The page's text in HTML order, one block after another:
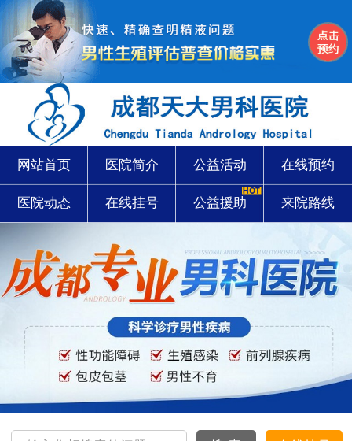
网站首页 医院简介 公益活动 在线预约
医院动态 在线挂号 公益援助 来院路线